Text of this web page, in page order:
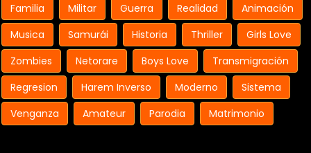
Familia
Militar Guerra Realidad
Animación
Musica
Samurái Historia Thriller
Girls Love
Zombies
Netorare Boys Love
Transmigración
Regresion
Harem Inverso Moderno
Sistema
Venganza
Amateur Parodia Matrimonio